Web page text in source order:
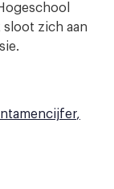
zich aan